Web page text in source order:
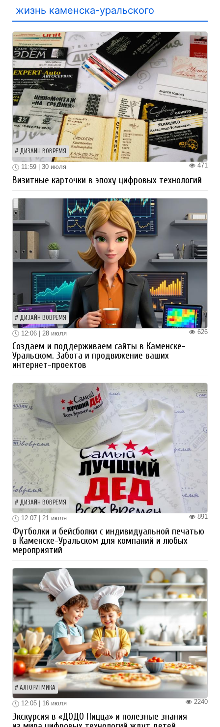
жизнь каменска-уральского
ДИЗАЙН ВОВРЕМЯ
471
11:59 | 30 июля
Визитные карточки в эпоху цифровых технологий
ДИЗАЙН ВОВРЕМЯ
626
12:06 | 28 июля
Создаем и поддерживаем сайты в Каменске-
Уральском. Забота и продвижение ваших
интернет-проектов
ДИЗАЙН ВОВРЕМЯ
891
12:07 | 21 июля
Футболки и бейсболки с индивидуальной печатью
в Каменске-Уральском для компаний и любых
мероприятий
АЛГОРИТМИКА
2240
12:05 | 16 июля
Экскурсия в «ДОДО Пицца» и полезные знания